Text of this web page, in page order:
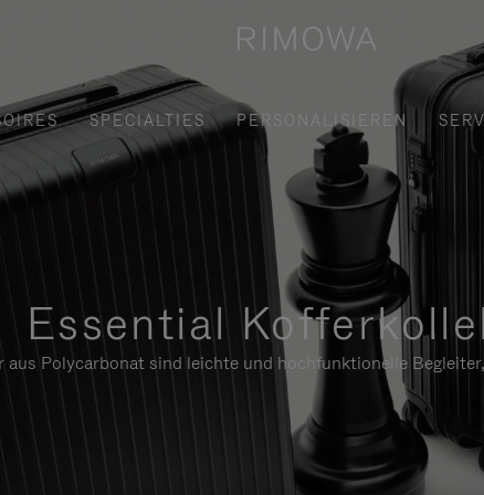
SPECIALTIES PERSONALISIEREN
Essential
aus Polycarbonat sind leichte und hochfunktionelle